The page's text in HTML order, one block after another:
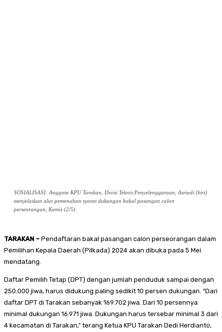
SOSIALISASI: Anggota KPU Tarakan, Divisi Teknis Penyelenggaraan, Asriadi (kiri)
menjelaskan alur pemenuhan syarat dukungan bakal pasangan calon
perseorangan, Kamis (2/5).
TARAKAN – Pendaftaran bakal pasangan calon perseorangan dalam
Pemilihan Kepala Daerah (Pilkada) 2024 akan dibuka pada 5 Mei
mendatang.
Daftar Pemilih Tetap (DPT) dengan jumlah penduduk sampai dengan
250.000 jiwa, harus didukung paling sedikit 10 persen dukungan. “Dari
daftar DPT di Tarakan sebanyak 169.702 jiwa. Dari 10 persennya
minimal dukungan 16.971 jiwa. Dukungan harus tersebar minimal 3 dari
4 kecamatan di Tarakan,” terang Ketua KPU Tarakan Dedi Herdianto,